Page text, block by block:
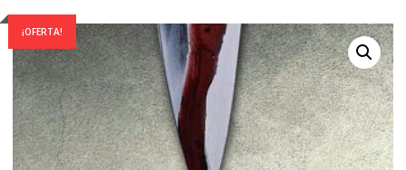
¡OFERTA!